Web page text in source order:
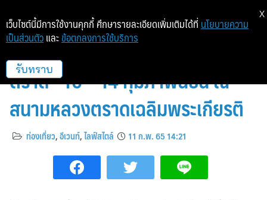
ชวนเที่ยวงาน “ของดีของเด่นเมือง
ตราด” 10 – 14 กุมภาพันธ์นี้ ณ
สนามหลวงตราดเฉลิมพระเกียรติ
ท่องเที่ยว,อีเวนท์,ไลฟ์สไตล์ 11 ก.พ. 65 14:21
เว็บไซต์นี้มีการใช้งานคุกกี้ ศึกษารายละเอียดเพิ่มเติมได้ที่ นโยบายความ
เป็นส่วนตัว และ ข้อตกลงการใช้บริการ
รับทราบ
X